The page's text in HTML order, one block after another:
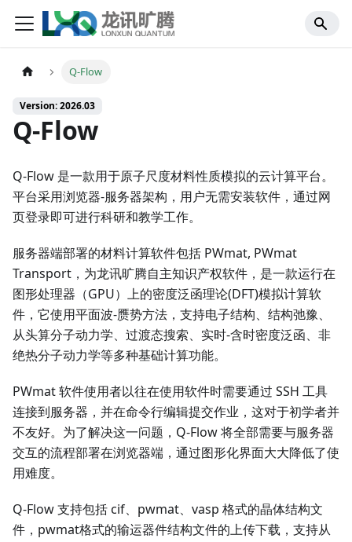
Q-Flow
Version: 2026.03
Q-Flow
Q-Flow 是一款用于原子尺度材料性质模拟的云计算平台。
平台采用浏览器-服务器架构，用户无需安装软件，通过网
页登录即可进行科研和教学工作。
服务器端部署的材料计算软件包括 PWmat, PWmat
Transport，为龙讯旷腾自主知识产权软件，是一款运行在
图形处理器（GPU）上的密度泛函理论(DFT)模拟计算软
件，它使用平面波-赝势方法，支持电子结构、结构弛豫、
从头算分子动力学、过渡态搜索、实时-含时密度泛函、非
绝热分子动力学等多种基础计算功能。
PWmat 软件使用者以往在使用软件时需要通过 SSH 工具
连接到服务器，并在命令行编辑提交作业，这对于初学者并
不友好。为了解决这一问题，Q-Flow 将全部需要与服务器
交互的流程部署在浏览器端，通过图形化界面大大降低了使
用难度。
Q-Flow 支持包括 cif、pwmat、vasp 格式的晶体结构文
件，pwmat格式的输运器件结构文件的上传下载，支持从